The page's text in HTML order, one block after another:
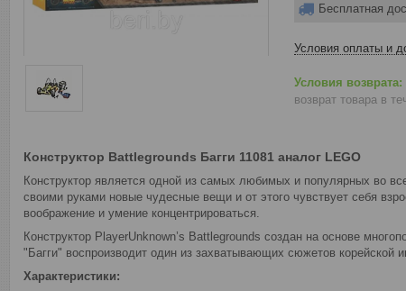
Бесплатная
Условия оплаты и
возврат товара в
Конструктор Battlegrounds Багги 11081 аналог LEGO
Конструктор является одной из самых любимых и популярных во
своими руками новые чудесные вещи и от этого чувствует себя
воображение и умение концентрироваться.
Конструктор PlayerUnknown’s Battlegrounds создан на основе
"Багги" воспроизводит один из захватывающих сюжетов корейской
Характеристики: